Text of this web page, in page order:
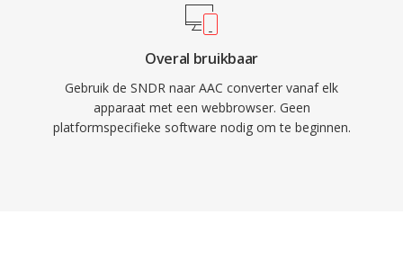
Overal bruikbaar
Gebruik de SNDR naar AAC converter vanaf elk
apparaat met een webbrowser. Geen
platformspecifieke software nodig om te beginnen.